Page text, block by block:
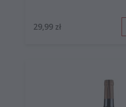
29,99 zł